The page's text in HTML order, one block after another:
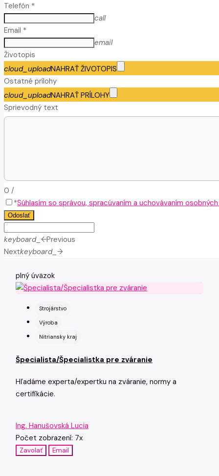
Telefón *
call
Email *
email
Životopis
cloud_uploadNAHRAŤ ŽIVOTOPIS
Ostatné prílohy
cloud_uploadNAHRAŤ PRÍLOHY
Sprievodný text
0 /
*Súhlasím so správou, spracúvaním a uchovávaním
Odoslať
keyboard_arrow_leftPrevious
Nextkeyboard_arrow_right
plný úväzok
Strojárstvo
Výroba
Nitriansky kraj
Špecialista/Špecialistka pre zváranie
Hľadáme experta/expertku na zváranie, normy a
certifikácie.
Ing. Hanušovská Lucia
Počet zobrazení: 7x
Zavolať Email